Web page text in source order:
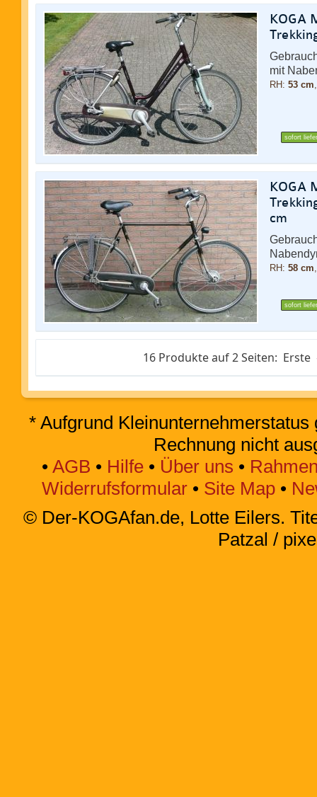
KOGA
mit
RH: 53 cm
sofort
KOGA
cm
RH: 58 cm
sofort
16 Produkte auf 2 Seiten: Erste
* Aufgrund
Rechnung nicht
• AGB • Hilfe• Über uns •
Widerrufsformular • Site Map •
© Der-KOGAfan.de, Lotte Eilers.
Patzal /